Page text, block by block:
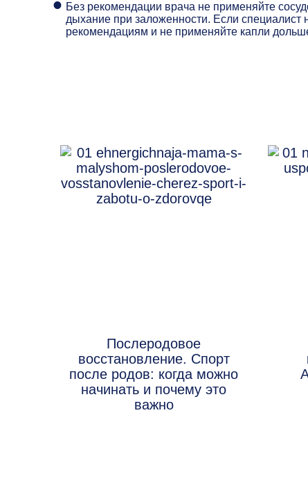
Без рекомендации врача не применяйте
дыхание при заложенности. Если специалист
рекомендациям и не применяйте капли
Послеродовое
восстановление. Спорт
после родов: когда можно
начинать и почему это
важно